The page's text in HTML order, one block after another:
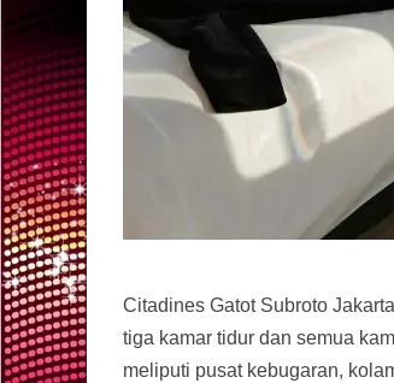
Citadines Gatot Subroto
tiga kamar tidur dan semua
meliputi pusat kebugaran,